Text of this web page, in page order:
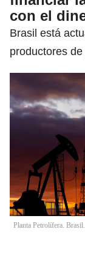
con el
Brasil está
productores
Planta Petrolífera.